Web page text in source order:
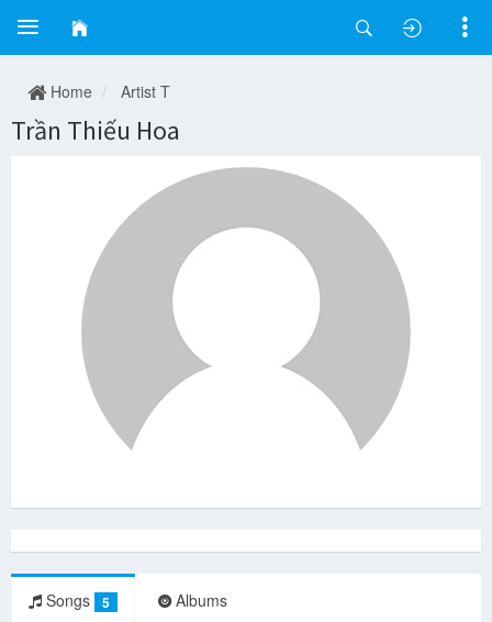
Home Artist T
Trần Thiếu Hoa
Songs 5 Albums